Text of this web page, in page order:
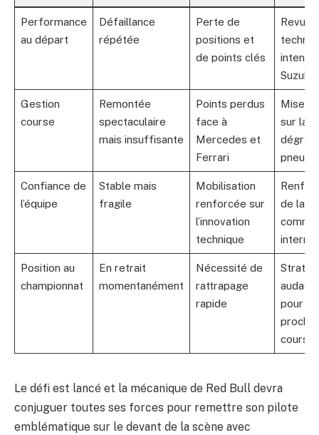
Performance
au départ
Défaillance
répétée
Perte de
positions et
de points clés
Revue
Suzuka
Gestion
course
Remontée
spectaculaire
mais insuffisante
Points perdus
face à
Mercedes et
Ferrari
Mise
sur la
Confiance de
l’équipe
Stable mais
fragile
Mobilisation
renforcée sur
l’innovation
technique
de la
interne
Position au
championnat
En retrait
momentanément
Nécessité de
rattrapage
rapide
pour
Le défi est lancé et la mécanique de Red Bull devra
conjuguer toutes ses forces pour remettre son pilote
emblématique sur le devant de la scène avec